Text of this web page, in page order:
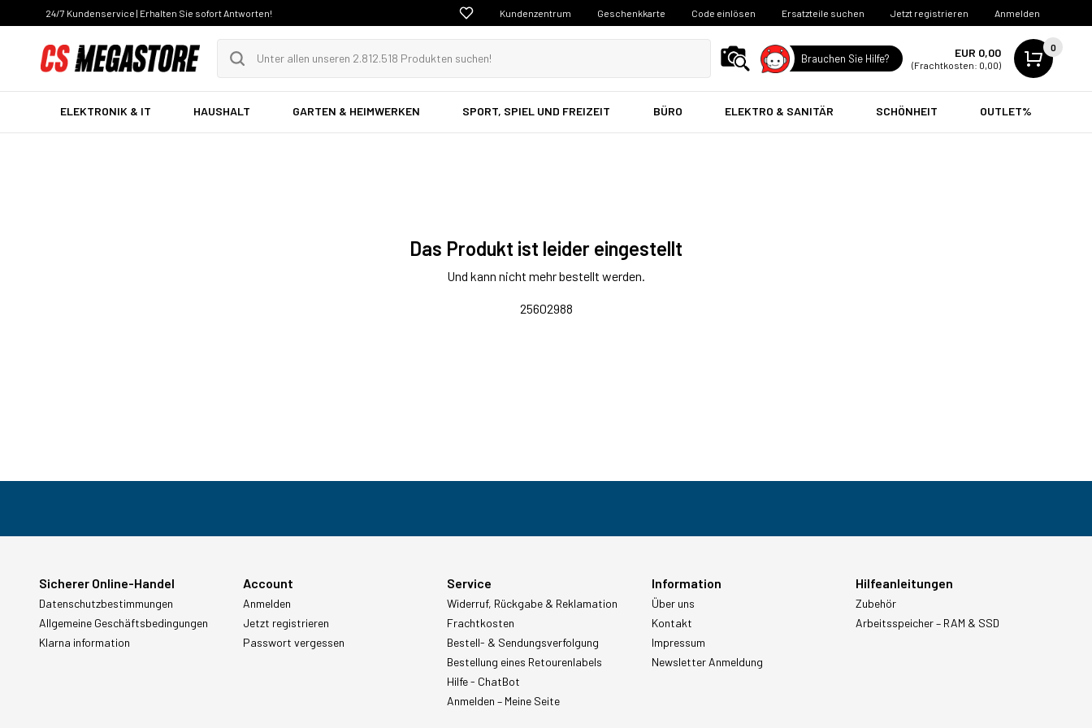
24/7 Kundenservice | Erhalten Sie sofort Antworten! Kundenzentrum Geschenkkarte Code einlösen Ersatzteile suchen Jetzt registrieren Anmelden
Brauchen Sie Hilfe? EUR 0,00
(Frachtkosten: 0,00)
0
ELEKTRONIK & IT HAUSHALT GARTEN & HEIMWERKEN SPORT, SPIEL UND FREIZEIT BÜRO ELEKTRO & SANITÄR SCHÖNHEIT OUTLET%
Das Produkt ist leider eingestellt
Und kann nicht mehr bestellt werden.
25602988
Sicherer Online-Handel
Datenschutzbestimmungen
Allgemeine Geschäftsbedingungen
Klarna information
Account
Anmelden
Jetzt registrieren
Passwort vergessen
Service
Widerruf, Rückgabe & Reklamation
Frachtkosten
Bestell- & Sendungsverfolgung
Bestellung eines Retourenlabels
Hilfe - ChatBot
Anmelden – Meine Seite
Information
Über uns
Kontakt
Impressum
Newsletter Anmeldung
Hilfeanleitungen
Zubehör
Arbeitsspeicher – RAM & SSD